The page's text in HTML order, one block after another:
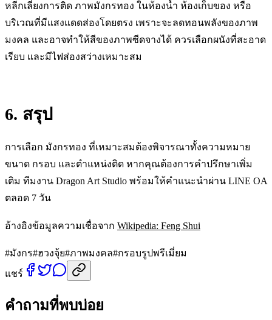
หลีกเลี่ยงการติด ภาพมังกรทอง ในห้องน้ำ ห้องเก็บของ หรือ
บริเวณที่มีแสงแดดส่องโดยตรง เพราะจะลดทอนพลังของภาพ
มงคล และอาจทำให้สีของภาพซีดจางได้ ควรเลือกผนังที่สะอาด
เรียบ และมีไฟส่องสว่างเหมาะสม
6. สรุป
การเลือก มังกรทอง ที่เหมาะสมต้องพิจารณาทั้งความหมาย
ขนาด กรอบ และตำแหน่งติด หากคุณต้องการคำปรึกษาเพิ่ม
เติม ทีมงาน Dragon Art Studio พร้อมให้คำแนะนำผ่าน LINE OA
ตลอด 7 วัน
อ้างอิงข้อมูลความเชื่อจาก Wikipedia: Feng Shui
#มังกร#ฮวงจุ้ย#ภาพมงคล#กรอบรูปพรีเมี่ยม
แชร์
คำถามที่พบบ่อย